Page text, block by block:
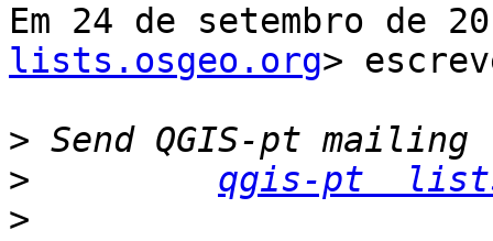
Em 24 de setembro de
lists.osgeo.org>
>
>
qgis-pt
>